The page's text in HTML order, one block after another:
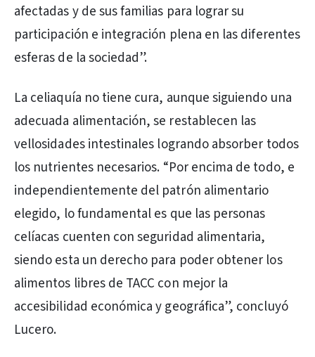
afectadas y de sus familias para lograr su
participación e integración plena en las diferentes
esferas de la sociedad”.
La celiaquía no tiene cura, aunque siguiendo una
adecuada alimentación, se restablecen las
vellosidades intestinales logrando absorber todos
los nutrientes necesarios. “Por encima de todo, e
independientemente del patrón alimentario
elegido, lo fundamental es que las personas
celíacas cuenten con seguridad alimentaria,
siendo esta un derecho para poder obtener los
alimentos libres de TACC con mejor la
accesibilidad económica y geográfica”, concluyó
Lucero.